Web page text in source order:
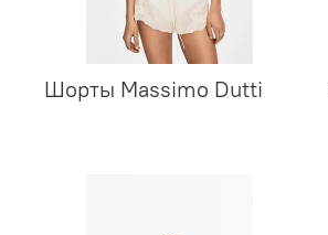
Шорты Massimo Dutti